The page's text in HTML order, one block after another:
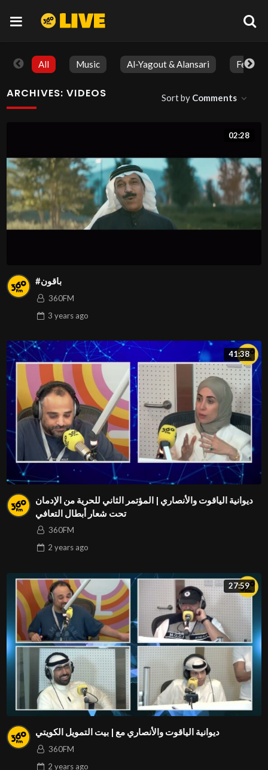
All Music Al-Yagout & Alansari
ARCHIVES:VIDEOS Sort by Comments
02:28
#باقون
360FM
3 yearsago
41:38
ديوانية الياقوت والأنصاري | المؤتمر الثاني للحرية من الإدمان
تحت شعار أبطال التعافي
360FM
2 yearsago
27:59
ديوانية الياقوت والأنصاري مع | بيت التمويل الكويتي
360FM
2 yearsago